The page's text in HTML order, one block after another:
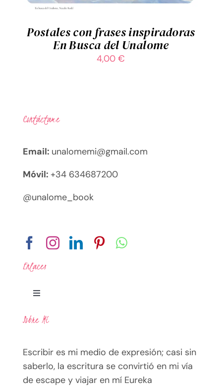
Postales con frases inspiradoras
En Busca del Unalome
4,00€
Contáctame
Email: unalomemi@gmail.com
Móvil: +34 634687200
@unalome_book
Enlaces
Toggle
Legal
Política de Privacidad
Sobre Mí
Escribir es mi medio de expresión; casi sin
saberlo, la escritura se convirtió en mi vía
de escape y viajar en mí Eureka